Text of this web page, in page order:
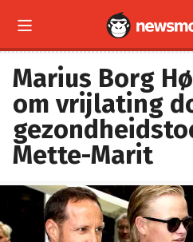

Marius Borg
om vrijlating
Mette-Marit